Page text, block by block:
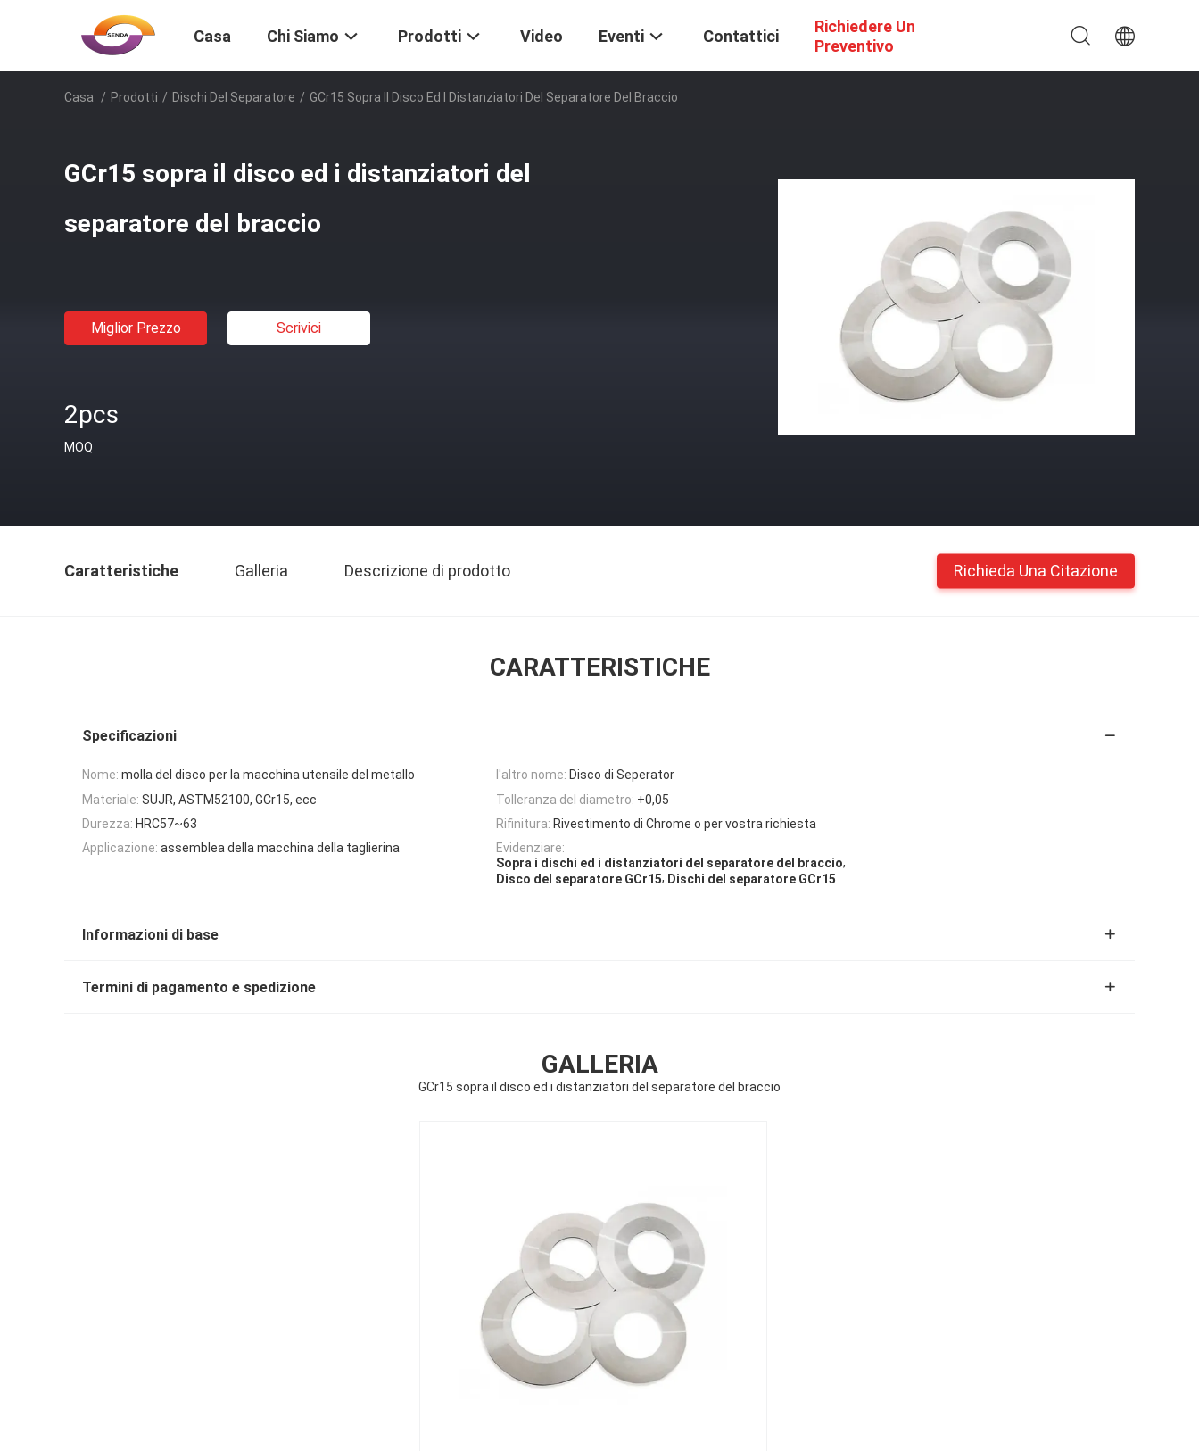
Casa Chi Siamo Prodotti Video Eventi Contattici
Richiedere Un
Preventivo
Casa / Prodotti / Dischi Del Separatore / GCr15 Sopra Il Disco Ed I Distanziatori Del Separatore Del Braccio
GCr15 sopra il disco ed i distanziatori del
separatore del braccio
Miglior Prezzo Scrivici
2pcs
MOQ
Caratteristiche Galleria Descrizione di prodotto Richieda Una Citazione
CARATTERISTICHE
Specificazioni
Nome: molla del disco per la macchina utensile del metallo l'altro nome: Disco di Seperator
Materiale: SUJR, ASTM52100, GCr15, ecc Tolleranza del diametro: +0,05
Durezza: HRC57~63 Rifinitura: Rivestimento di Chrome o per vostra richiesta
Applicazione: assemblea della macchina della taglierina
Evidenziare:
Sopra i dischi ed i distanziatori del separatore del braccio,
Disco del separatore GCr15, Dischi del separatore GCr15
Informazioni di base
Termini di pagamento e spedizione
GALLERIA
GCr15 sopra il disco ed i distanziatori del separatore del braccio